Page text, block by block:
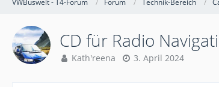
CD für Radio
Kath'reena 3. April 2024